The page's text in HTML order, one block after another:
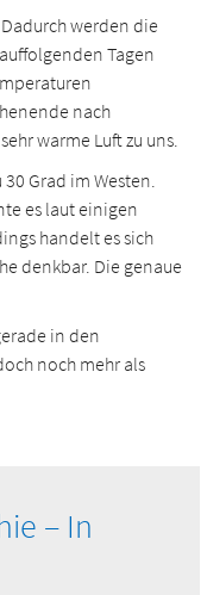
werden die
Tagen
nach
warme Luft zu uns.
Grad im Westen.
es laut einigen
handelt es sich
denkbar. Die genaue
in den
noch mehr als
– In